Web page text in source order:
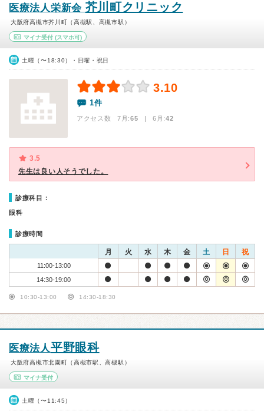
医療法人栄新会 芥川町クリニック
大阪府高槻市芥川町（高槻駅、高槻市駅）
マイナ受付 (スマホ可)
土曜（〜18:30）・日曜・祝日
3.10
1件
アクセス数 7月:65 | 6月:42
3.5
先生は良い人そうでした。
診療科目：
眼科
診療時間
月 火 水 木 金 土 日 祝
11:00-13:00
14:30-19:00
10:30-13:00 14:30-18:30
医療法人平野眼科
大阪府高槻市北園町（高槻市駅、高槻駅）
マイナ受付
土曜（〜11:45）